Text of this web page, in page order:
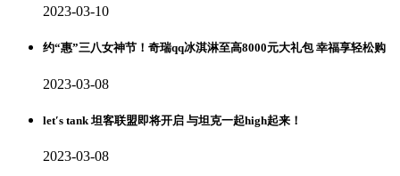
2023-03-10
约“惠”三八女神节！奇瑞qq冰淇淋至高8000元大礼包 幸福享轻松购
2023-03-08
let′s tank 坦客联盟即将开启 与坦克一起high起来！
2023-03-08